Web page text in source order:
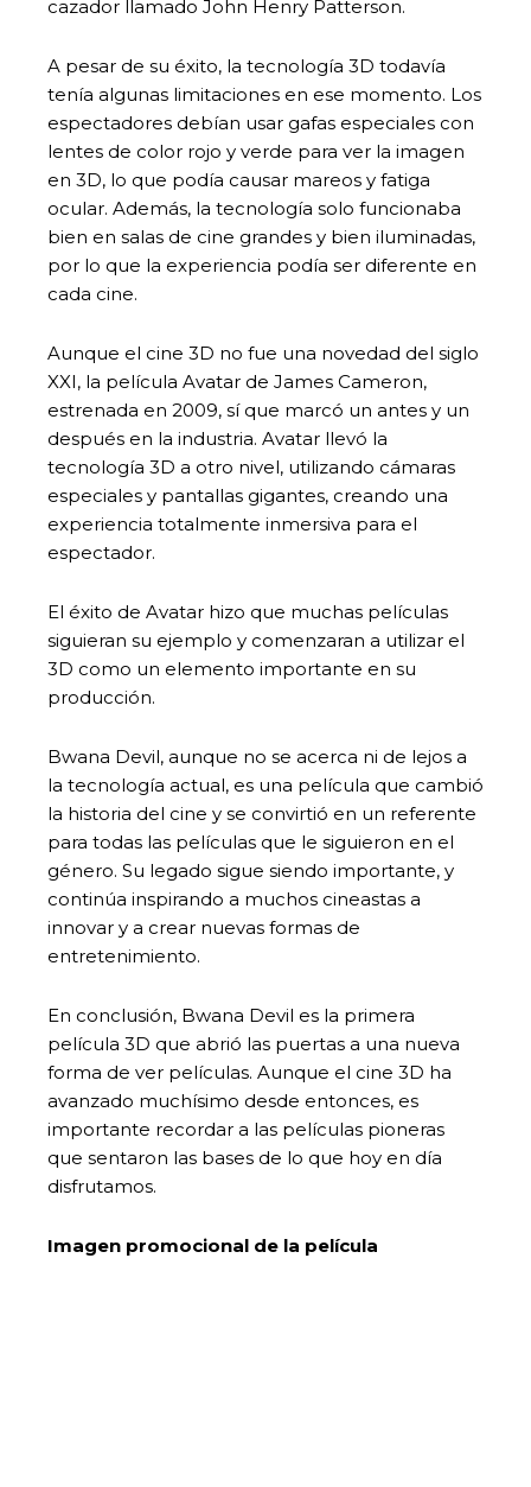
cazador llamado John Henry Patterson.
A pesar de su éxito, la tecnología 3D todavía
tenía algunas limitaciones en ese momento. Los
espectadores debían usar gafas especiales con
lentes de color rojo y verde para ver la imagen
en 3D, lo que podía causar mareos y fatiga
ocular. Además, la tecnología solo funcionaba
bien en salas de cine grandes y bien iluminadas,
por lo que la experiencia podía ser diferente en
cada cine.
Aunque el cine 3D no fue una novedad del siglo
XXI, la película Avatar de James Cameron,
estrenada en 2009, sí que marcó un antes y un
después en la industria. Avatar llevó la
tecnología 3D a otro nivel, utilizando cámaras
especiales y pantallas gigantes, creando una
experiencia totalmente inmersiva para el
espectador.
El éxito de Avatar hizo que muchas películas
siguieran su ejemplo y comenzaran a utilizar el
3D como un elemento importante en su
producción.
Bwana Devil, aunque no se acerca ni de lejos a
la tecnología actual, es una película que cambió
la historia del cine y se convirtió en un referente
para todas las películas que le siguieron en el
género. Su legado sigue siendo importante, y
continúa inspirando a muchos cineastas a
innovar y a crear nuevas formas de
entretenimiento.
En conclusión, Bwana Devil es la primera
película 3D que abrió las puertas a una nueva
forma de ver películas. Aunque el cine 3D ha
avanzado muchísimo desde entonces, es
importante recordar a las películas pioneras
que sentaron las bases de lo que hoy en día
disfrutamos.
Imagen promocional de la película